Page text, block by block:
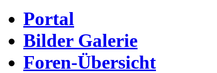
Portal
Bilder Galerie
Foren-Übersicht